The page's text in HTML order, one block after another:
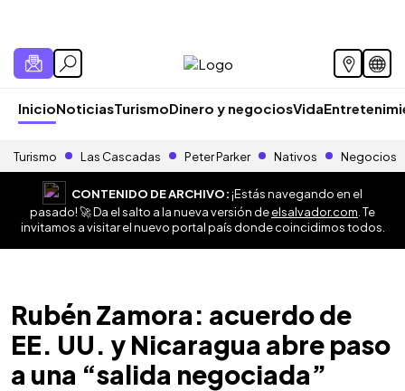
InicioNoticiasTurismoDinero y negociosVida
Turismo Las Cascadas Peter Parker Nativos Negocios
CONTENIDO DE ARCHIVO:¡Estás navegando en el
pasado! 🚀 Da el salto a la nueva versión deelsalvador.com . Te
invitamos a visitar el nuevo portal país donde coincidimos todos.
Rubén Zamora: acuerdo de
EE. UU. y Nicaragua abre paso
a una “salida negociada”